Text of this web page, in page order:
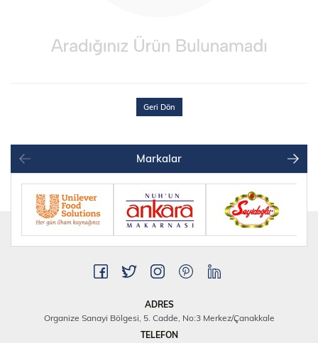
Geri Dön
Markalar
ADRES
Organize Sanayi Bölgesi, 5. Cadde, No:3 Merkez/Çanakkale
TELEFON